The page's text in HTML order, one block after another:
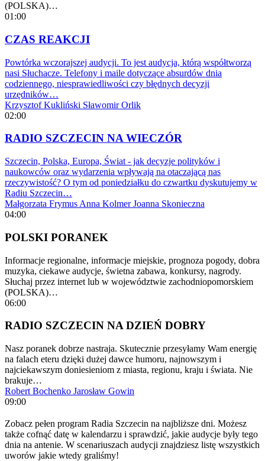
(POLSKA)…
01:00
CZAS REAKCJI
Powtórka wczorajszej audycji. To jest audycja, którą współtworzą
nasi Słuchacze. Telefony i maile dotyczące absurdów dnia
codziennego, niesprawiedliwości czy błędnych decyzji
urzędników…
Krzysztof Kukliński Sławomir Orlik
02:00
RADIO SZCZECIN NA WIECZÓR
Szczecin, Polska, Europa, Świat - jak decyzje polityków i
naukowców oraz wydarzenia wpływają na otaczającą nas
rzeczywistość? O tym od poniedziałku do czwartku dyskutujemy w
Radiu Szczecin…
Małgorzata Frymus Anna Kolmer Joanna Skonieczna
04:00
POLSKI PORANEK
Informacje regionalne, informacje miejskie, prognoza pogody, dobra
muzyka, ciekawe audycje, świetna zabawa, konkursy, nagrody.
Słuchaj przez internet lub w województwie zachodniopomorskiem
(POLSKA)…
06:00
RADIO SZCZECIN NA DZIEŃ DOBRY
Nasz poranek dobrze nastraja. Skutecznie przesyłamy Wam energię
na falach eteru dzięki dużej dawce humoru, najnowszym i
najciekawszym doniesieniom z miasta, regionu, kraju i świata. Nie
brakuje…
Robert Bochenko Jarosław Gowin
09:00
Zobacz pełen program Radia Szczecin na najbliższe dni. Możesz
także cofnąć datę w kalendarzu i sprawdzić, jakie audycje były tego
dnia na antenie. W scenariuszach audycji znajdziesz listę wszystkich
uworów jakie wtedy graliśmy!